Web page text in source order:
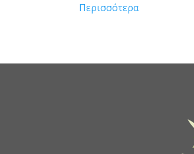
Περισσότερα